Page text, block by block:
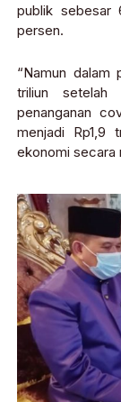
publik sebesar
persen.
“Namun dalam
triliun setelah
penanganan
menjadi Rp1,9
ekonomi secara